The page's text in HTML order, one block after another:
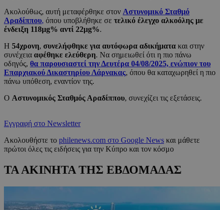
Ακολούθως, αυτή μεταφέρθηκε στον Αστυνομικό Σταθμό
Αραδίππου, όπου υποβλήθηκε σε τελικό έλεγχο αλκοόλης με
ένδειξη 118μg% αντί 22μg%.
Η 54χρονη, συνελήφθηκε για αυτόφωρα αδικήματα και στην
συνέχεια αφέθηκε ελεύθερη. Να σημειωθεί ότι η πιο πάνω
οδηγός, θα παρουσιαστεί την Δευτέρα 04/08/2025, ενώπιον του
Επαρχιακού Δικαστηρίου Λάρνακας, όπου θα καταχωρηθεί η πιο
πάνω υπόθεση, εναντίον της.
Ο Αστυνομικός Σταθμός Αραδίππου, συνεχίζει τις εξετάσεις.
Εγγραφή στο Newsletter
Ακολουθήστε το philenews.com στο Google News και μάθετε
πρώτοι όλες τις ειδήσεις για την Κύπρο και τον κόσμο
ΤΑ ΑΚΙΝΗΤΑ ΤΗΣ ΕΒΔΟΜΑΔΑΣ